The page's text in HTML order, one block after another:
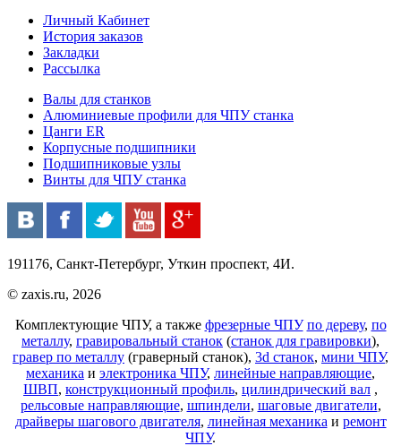
Личный Кабинет
История заказов
Закладки
Рассылка
Валы для станков
Алюминиевые профили для ЧПУ станка
Цанги ER
Корпусные подшипники
Подшипниковые узлы
Винты для ЧПУ станка
191176, Санкт-Петербург, Уткин проспект, 4И.
© zaxis.ru, 2026
Комплектующие ЧПУ, а также фрезерные ЧПУ по дереву, по
металлу, гравировальный станок (станок для гравировки),
гравер по металлу (граверный станок), 3d станок, мини ЧПУ,
механика и электроника ЧПУ, линейные направляющие,
ШВП, конструкционный профиль, цилиндрический вал ,
рельсовые направляющие, шпиндели, шаговые двигатели,
драйверы шагового двигателя, линейная механика и ремонт
ЧПУ.